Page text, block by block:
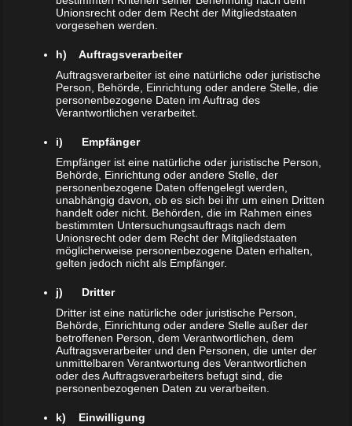
Unionsrecht oder dem Recht der Mitgliedstaaten
vorgesehen werden.
h) Auftragsverarbeiter
Auftragsverarbeiter ist eine natürliche oder juristische
Person, Behörde, Einrichtung oder andere Stelle, die
personenbezogene Daten im Auftrag des
Verantwortlichen verarbeitet.
i) Empfänger
Empfänger ist eine natürliche oder juristische Person,
Behörde, Einrichtung oder andere Stelle, der
personenbezogene Daten offengelegt werden,
unabhängig davon, ob es sich bei ihr um einen Dritten
handelt oder nicht. Behörden, die im Rahmen eines
bestimmten Untersuchungsauftrags nach dem
Unionsrecht oder dem Recht der Mitgliedstaaten
möglicherweise personenbezogene Daten erhalten,
gelten jedoch nicht als Empfänger.
j) Dritter
Dritter ist eine natürliche oder juristische Person,
Behörde, Einrichtung oder andere Stelle außer der
betroffenen Person, dem Verantwortlichen, dem
Auftragsverarbeiter und den Personen, die unter der
unmittelbaren Verantwortung des Verantwortlichen
oder des Auftragsverarbeiters befugt sind, die
personenbezogenen Daten zu verarbeiten.
k) Einwilligung